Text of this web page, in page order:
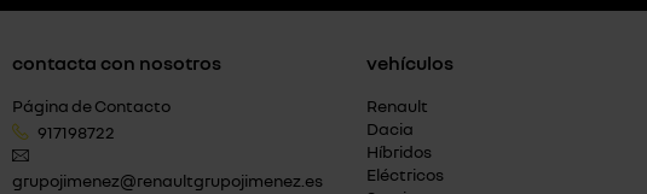
contacta con nosotros
Página de Contacto
917198722
grupojimenez@renaultgrupojimenez.es
vehículos
Renault
Dacia
Híbridos
Eléctricos